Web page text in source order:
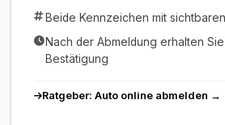
Beide Kennzeichen mit
Nach der Abmeldung erhalten
Bestätigung
Ratgeber: Auto online abmelden →